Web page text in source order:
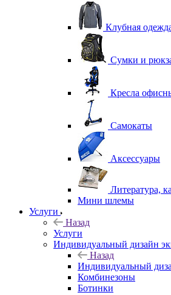
Клубная
Сумки и
Кресла
Самокаты
Аксессуары
Литература,
Мини шлемы
Услуги
Назад
Услуги
Индивидуальный дизайн
Назад
Индивидуальный
Комбинезоны
Ботинки